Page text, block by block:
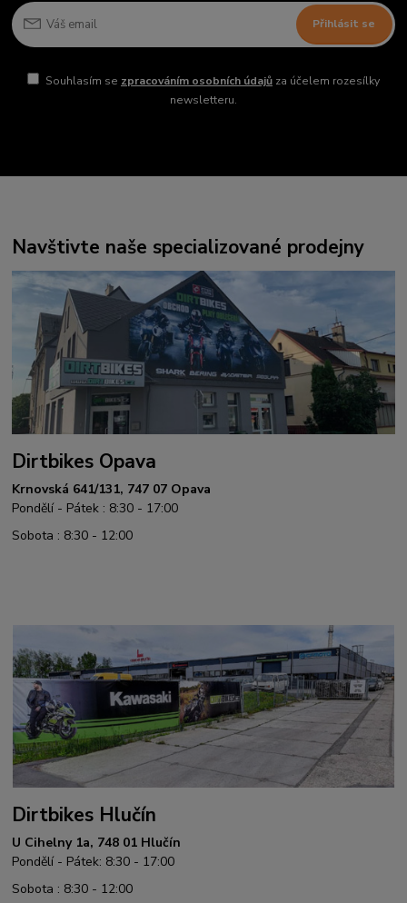
Přihlásit se
Souhlasím se zpracováním osobních údajůza účelem rozesílky
newsletteru.
Navštivte naše specializované prodejny
Dirtbikes Opava
Krnovská 641/131, 747 07 Opava
Pondělí - Pátek : 8:30 - 17:00
Sobota : 8:30 - 12:00
Dirtbikes Hlučín
U Cihelny 1a, 748 01 Hlučín
Pondělí - Pátek: 8:30 - 17:00
Sobota : 8:30 - 12:00